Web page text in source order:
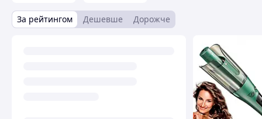
За рейтингом Дешевше Дорожче